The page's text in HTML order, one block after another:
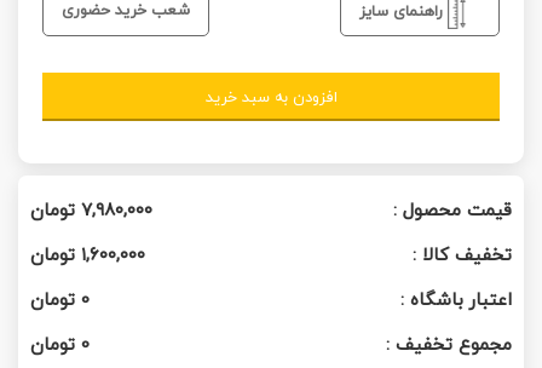
راهنمای سایز شعب خرید حضوری
افزودن به سبد خرید
قیمت محصول : ۷,۹۸۰,۰۰۰تومان
تخفیف کالا :
۱,۶۰۰,۰۰۰ تومان
اعتبار باشگاه :
0تومان
مجموع تخفیف :
0تومان